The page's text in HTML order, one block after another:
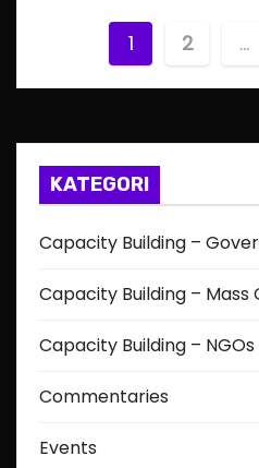
o
s
t
s
a
g
i
1 2 …
KATEGORI
Capacity Building –
Capacity Building – Mass
Capacity Building – NGOs
Commentaries
Events